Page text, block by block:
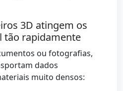
3D atingem os
tão rapidamente
ou fotografias,
dados
muito densos: